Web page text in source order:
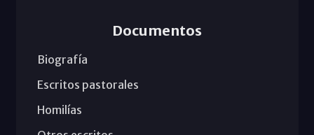
Documentos
Biografía
Escritos pastorales
Homilías